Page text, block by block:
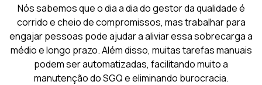
Nós sabemos que o dia a dia do gestor da qualidade é
corrido e cheio de compromissos, mas trabalhar para
engajar pessoas pode ajudar a aliviar essa sobrecarga a
médio e longo prazo. Além disso, muitas tarefas manuais
podem ser automatizadas, facilitando muito a
manutenção do SGQ e eliminando burocracia.